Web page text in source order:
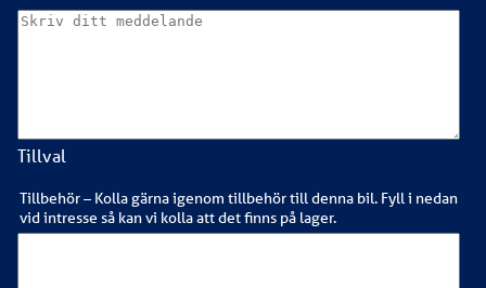
Tillval
Tillbehör – Kolla gärna igenom tillbehör till denna bil. Fyll i nedan
vid intresse så kan vi kolla att det finns på lager.